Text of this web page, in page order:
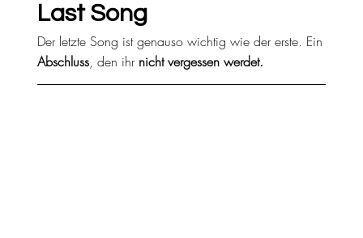
Last Song
Der letzte Song ist genauso wichtig wie der erste. Ein
Abschluss, den ihr nicht vergessen werdet.